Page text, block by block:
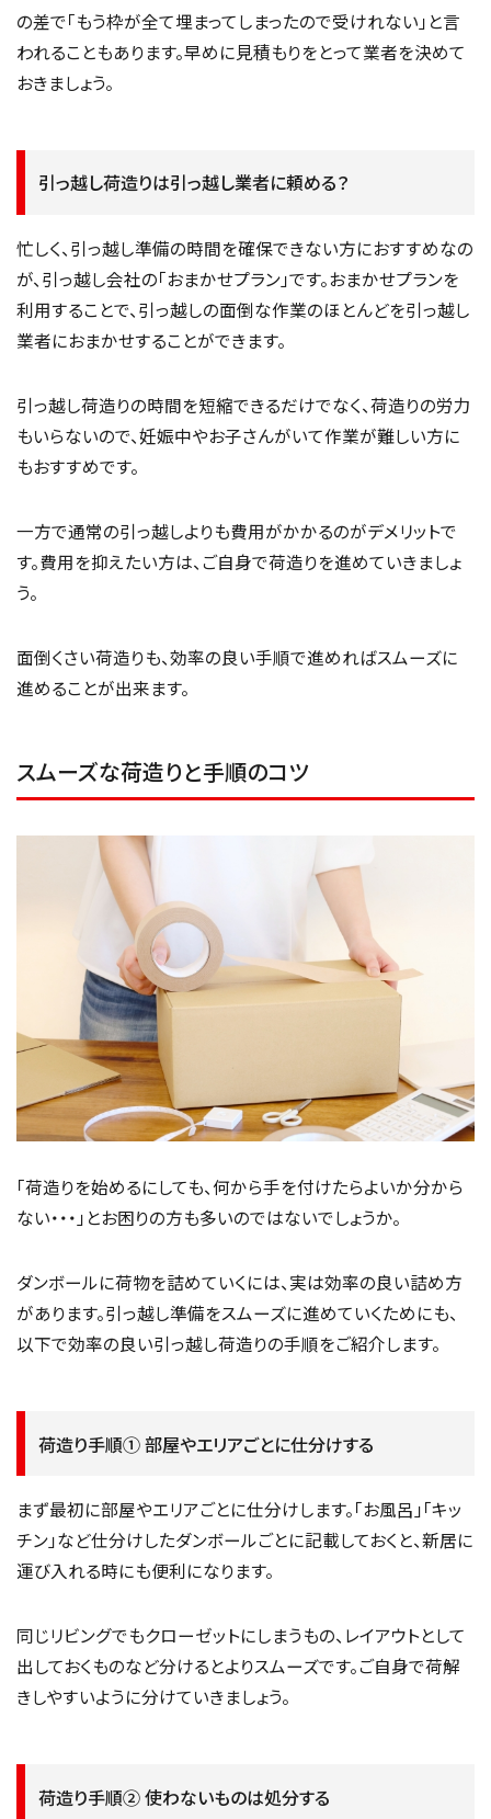
の差で「もう枠が全て埋まってしまったので受けれない」と言
われることもあります。早めに見積もりをとって業者を決めて
おきましょう。
引っ越し荷造りは引っ越し業者に頼める？
忙しく、引っ越し準備の時間を確保できない方におすすめなの
が、引っ越し会社の「おまかせプラン」です。おまかせプランを
利用することで、引っ越しの面倒な作業のほとんどを引っ越し
業者におまかせすることができます。
引っ越し荷造りの時間を短縮できるだけでなく、荷造りの労力
もいらないので、妊娠中やお子さんがいて作業が難しい方に
もおすすめです。
一方で通常の引っ越しよりも費用がかかるのがデメリットで
す。費用を抑えたい方は、ご自身で荷造りを進めていきましょ
う。
面倒くさい荷造りも、効率の良い手順で進めればスムーズに
進めることが出来ます。
スムーズな荷造りと手順のコツ
「荷造りを始めるにしても、何から手を付けたらよいか分から
ない・・・」とお困りの方も多いのではないでしょうか。
ダンボールに荷物を詰めていくには、実は効率の良い詰め方
があります。引っ越し準備をスムーズに進めていくためにも、
以下で効率の良い引っ越し荷造りの手順をご紹介します。
荷造り手順① 部屋やエリアごとに仕分けする
まず最初に部屋やエリアごとに仕分けします。「お風呂」「キッ
チン」など仕分けしたダンボールごとに記載しておくと、新居に
運び入れる時にも便利になります。
同じリビングでもクローゼットにしまうもの、レイアウトとして
出しておくものなど分けるとよりスムーズです。ご自身で荷解
きしやすいように分けていきましょう。
荷造り手順② 使わないものは処分する